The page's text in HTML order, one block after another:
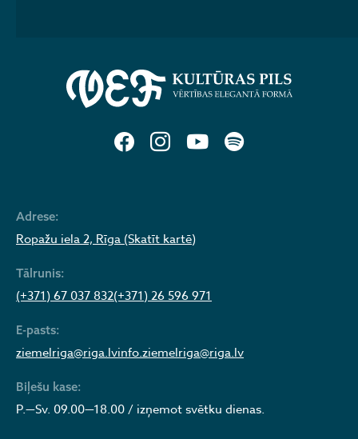
Adrese:
Ropažu iela 2, Rīga (Skatīt kartē)
Tālrunis:
(+371) 67 037 832(+371) 26 596 971
E-pasts:
ziemelriga@riga.lvinfo.ziemelriga@riga.lv
Biļešu kase:
P.—Sv. 09.00—18.00 / izņemot svētku dienas.